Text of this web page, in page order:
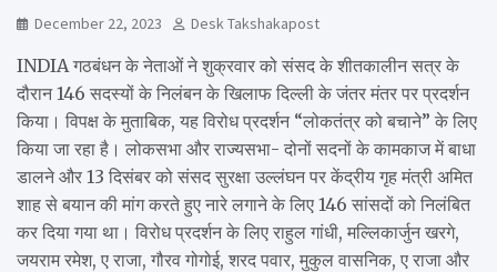
December 22, 2023 Desk Takshakapost
INDIA गठबंधन के नेताओं ने शुक्रवार को संसद के शीतकालीन सत्र के
दौरान 146 सदस्यों के निलंबन के खिलाफ दिल्ली के जंतर मंतर पर प्रदर्शन
किया। विपक्ष के मुताबिक, यह विरोध प्रदर्शन “लोकतंत्र को बचाने” के लिए
किया जा रहा है। लोकसभा और राज्यसभा- दोनों सदनों के कामकाज में बाधा
डालने और 13 दिसंबर को संसद सुरक्षा उल्लंघन पर केंद्रीय गृह मंत्री अमित
शाह से बयान की मांग करते हुए नारे लगाने के लिए 146 सांसदों को निलंबित
कर दिया गया था। विरोध प्रदर्शन के लिए राहुल गांधी, मल्लिकार्जुन खरगे,
जयराम रमेश, ए राजा, गौरव गोगोई, शरद पवार, मुकुल वासनिक, ए राजा और